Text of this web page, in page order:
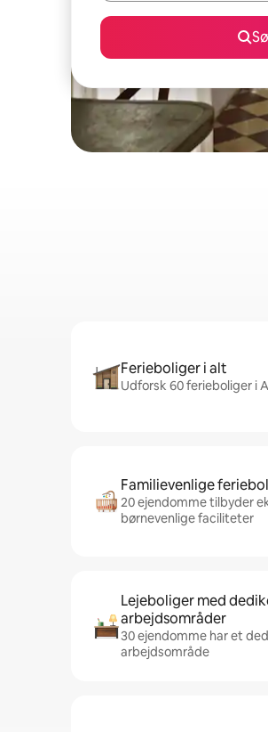
Ferieboliger i alt
Udforsk 60 ferieboliger i
Familievenlige
20 ejendomme tilbyder
børnevenlige faciliteter
Lejeboliger med
arbejdsområder
30 ejendomme har et
arbejdsområde